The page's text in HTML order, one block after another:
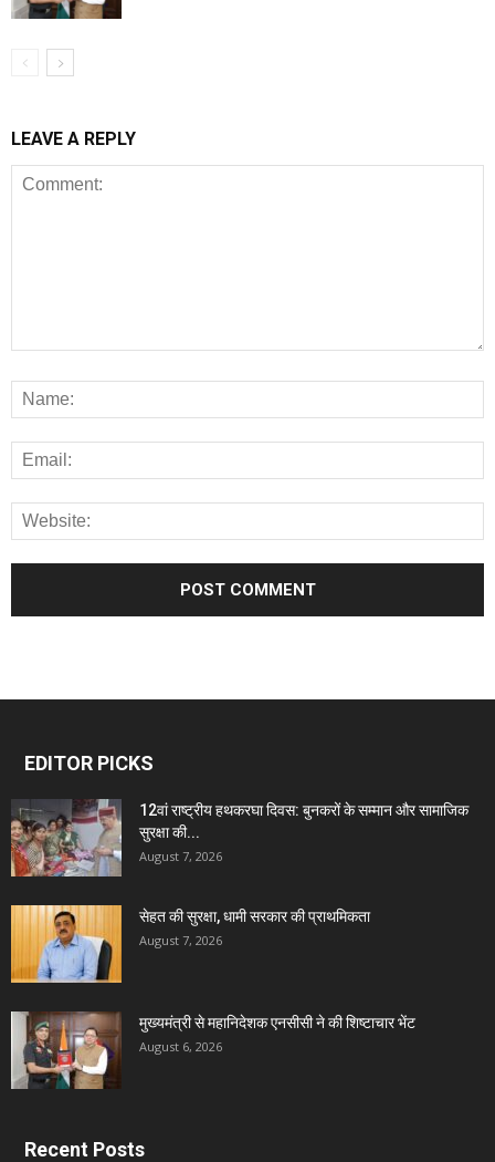
LEAVE A REPLY
EDITOR PICKS
12वां राष्ट्रीय हथकरघा दिवस: बुनकरों के सम्मान और सामाजिक
सुरक्षा की...
August 7, 2026
सेहत की सुरक्षा, धामी सरकार की प्राथमिकता
August 7, 2026
मुख्यमंत्री से महानिदेशक एनसीसी ने की शिष्टाचार भेंट
August 6, 2026
Recent Posts